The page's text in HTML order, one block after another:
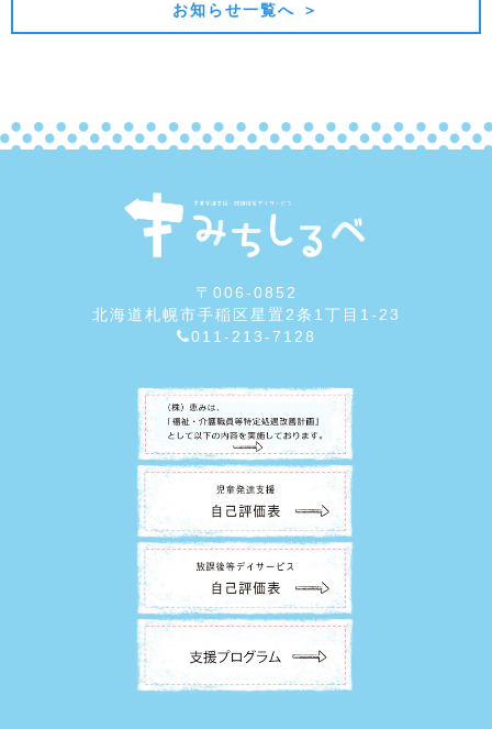
お知らせ一覧へ ＞
〒006-0852
北海道札幌市手稲区星置2条1丁目1-23
011-213-7128